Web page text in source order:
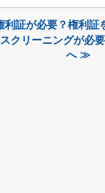
証が必要？権利証
クリーニングが必
へ ≫